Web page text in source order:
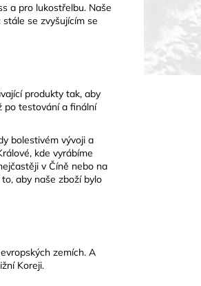
a pro lukostřelbu. Naše
se zvyšujícím se
produkty tak, aby
po testování a finální
bolestivém vývoji a
kde vyrábíme
v Číně nebo na
aby naše zboží bylo
zemích. A
Koreji.